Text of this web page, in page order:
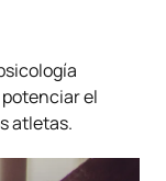
el
atletas.